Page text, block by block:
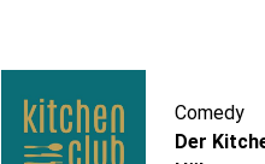
Comedy
Der